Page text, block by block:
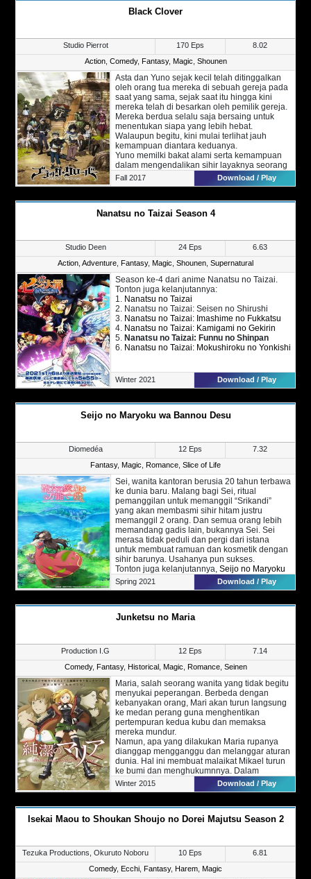
menjemputnya, sang putri yang memiliki hobi
melakukan apa pun terhadap putri, dirinya tak
bisa tidur nyenyak dengan seluruh hal yang
mengganjal. Oleh karena itu, sang putri pun
harus berusaha sendiri dan mencari berbagai
solusi agar dirinya bisa mendapatkan kualitas
tidur terbaik di kastil barunya ini.
Black Clover
Studio Pierrot 170 Eps
8.02
Action, Comedy, Fantasy, Magic Shounen
Asta dan Yuno sejak kecil telah ditinggalkan
oleh orang tua mereka di sebuah gereja pada
saat yang sama, sejak saat itu hingga kini
mereka telah di besarkan oleh pemilik gereja.
Mereka berdua selalu saja bersaing untuk
menentukan siapa yang lebih hebat.
Walaupun begitu, kini mulai terlihat jauh
kemampuan diantara keduanya.
Yuno memilki bakat alami serta kemampuan
dalam mengendalikan sihir layaknya seorang
jenius, sementara Asta sama sekali tak dapat
menggunakan sihir, suatu hal yang sangat
dapat memiliki kemampuan sihir. Walaupun
begitu, Asta tak pernah menyerah, ia selalu
impiannya, yakni menjadi Kaisar Sihir,
walaupun dirinya tak memiliki sihir sama
sekali.
Tiba saat hari penentuan penerimaan
Grimoire (buku sihir). Yuno mendapatkan
grimoire langka yakni semanggi daun empat
(biasanya orang-orang hanya mendapatkan
semanggi berdaun tiga), sayangnya saat itu
Asta tak mendapatkan apa-apa.
Namun suatu hari, saat dirinya dalam
keadaan bahaya, sebuah Grimoire misterius
muncul dihadapannya, memberikan asta
berdaun lima yang sangat langka muncul.
Dengan tekad serta grimoirenya yang baru,
Clover untuk mewujudkan impian mereka.
Fall 2017 Download / Play
Nanatsu no Taizai Season 4
Studio Deen 24 Eps
6.63
Action Adventure Fantasy, Magic Shounen Supernatural
Season ke-4 dari anime Nanatsu no Taizai.
Tonton juga kelanjutannya:
1. Nanatsu no Taizai
2. Nanatsu no Taizai: Seisen no Shirushi
3. Nanatsu no Taizai: Imashime no Fukkatsu
4. Nanatsu no Taizai: Kamigami no Gekirin
5. Nanatsu no Taizai: Funnu no Shinpan
6. Nanatsu no Taizai: Mokushiroku no Yonkishi
Winter 2021 Download / Play
Seijo no Maryoku wa Bannou Desu
Diomedéa 12 Eps
7.32
Fantasy, Magic Romance Slice of Life
Sei, wanita kantoran berusia 20 tahun terbawa
ke dunia baru. Malang bagi Sei, ritual
pemanggilan untuk memanggil “Srikandi”
yang akan membasmi sihir hitam justru
memanggil 2 orang. Dan semua orang lebih
memandang gadis lain, bukannya Sei. Sei
merasa tidak peduli dan pergi dari istana
untuk membuat ramuan dan kosmetik dengan
sihir barunya. Usahanya pun sukses.
Tonton juga kelanjutannya, Seijo no Maryoku
wa Bannou Desu Season 2.
Spring 2021 Download / Play
Junketsu no Maria
Production I.G 12 Eps
7.14
Comedy, Fantasy, Historical, Magic Romance, Seinen
Maria, salah seorang wanita yang tidak begitu
menyukai peperangan. Berbeda dengan
kebanyakan orang, Mari akan turun langsung
ke medan perang guna menghentikan
pertempuran kedua kubu dan memaksa
mereka mundur.
Namun, apa yang dilakukan Maria rupanya
dianggap mengganggu dan melanggar aturan
dunia. Hal ini membuat malaikat Mikael turun
ke bumi dan menghukumnnya. Dalam
keadaan sekarat, salah seorang pemuda
bernama Joseph menghubungkan Mari dan
Maria dan menganggapnya sebagai dewi
sesungguhnya.
menggunakan sihir dengan jumlah banyak.
Kedua, ia akan kehilangan kekuatannya jika
Maria kehilangan kesuciannya.
Winter 2015 Download / Play
Isekai Maou to Shoukan Shoujo no Dorei Majutsu Season 2
Tezuka Productions, Okuruto Noboru 10 Eps
6.81
Comedy, Ecchi Fantasy, Harem Magic